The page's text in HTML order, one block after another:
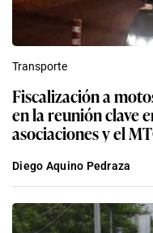
Transporte
Fiscalización a
en la reunión clave
asociaciones y el
Diego Aquino Pedraza